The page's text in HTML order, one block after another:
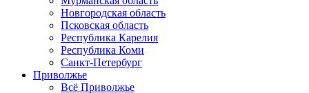
Новгородская область
Псковская область
Республика Карелия
Республика Коми
Санкт-Петербург
Приволжье
Всё Приволжье